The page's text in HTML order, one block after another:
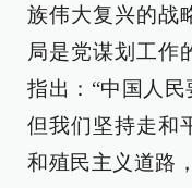
族伟大复兴的战
局是党谋划工作
指出：“中国人民
但我们坚持走和
和殖民主义道路